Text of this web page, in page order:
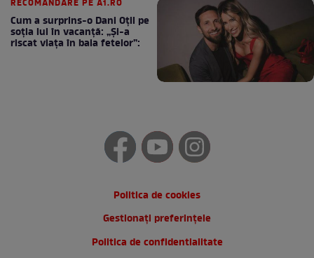
RECOMANDARE PE A1.RO
Cum a surprins-o Dani Oțil pe
soția lui în vacanță: „Și-a
riscat viața în baia fetelor”:
Politica de cookies
Gestionați preferințele
Politica de confidentialitate